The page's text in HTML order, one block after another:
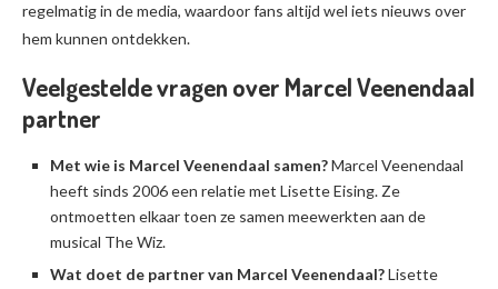
regelmatig in de media, waardoor fans altijd wel iets nieuws over
hem kunnen ontdekken.
Veelgestelde vragen over Marcel Veenendaal
partner
Met wie is Marcel Veenendaal samen?Marcel Veenendaal
heeft sinds 2006 een relatie met Lisette Eising. Ze
ontmoetten elkaar toen ze samen meewerkten aan de
musical The Wiz.
Wat doet de partner van Marcel Veenendaal?Lisette